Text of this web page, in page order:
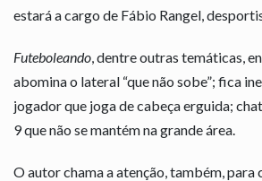
estará a cargo de Fábio Rangel,
Futeboleando , dentre outras temáticas,
abomina o lateral “que não sobe”; fica
jogador que joga de cabeça erguida;
9 que não se mantém na grande área.
O autor chama a atenção, também, para